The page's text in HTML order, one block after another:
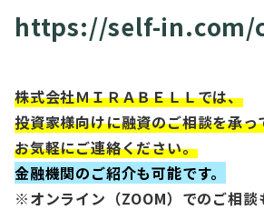
https://self-in.com/
株式会社ＭＩＲＡＢＥＬＬでは、
投資家様向けに融資のご相談を承っ
お気軽にご連絡ください。
金融機関のご紹介も可能です。
※オンライン（ZOOM）でのご相談